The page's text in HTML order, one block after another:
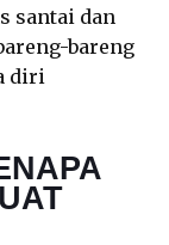
santai dan
bareng
diri